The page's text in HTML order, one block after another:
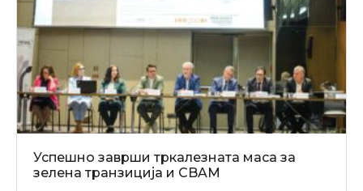
Успешно заврши тркалезната маса за
зелена транзиција и CBAM